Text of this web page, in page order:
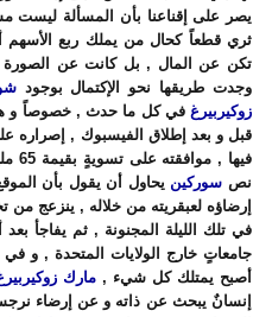
يصر على إقناعنا بأن المسألة
ثري قطعاً كحال من يملك ربع الأسهم
تكن عن المال , بل كانت عن الصورة
وجدت طريقها نحو الإكتمال بوجود
زوكيربيرغ في كل ما حدث , خصوصاً و
قبل و بعد إطلاق الفيسبوك , إصراره
نص سوركين يحاول أن يقول بأن
إرضاؤه لعبقريته من خلاله , ينزعج من
في تلك الليلة المجنونة , ثم يفاجأ
جامعاتٍ خارج الولايات المتحدة , و
أصبح يمتلك كل شيء ,مارك
إنسانٌ يبحث عن ذاته و عن إرضاء